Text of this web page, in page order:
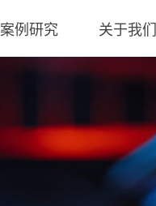
案例研究 关于我们